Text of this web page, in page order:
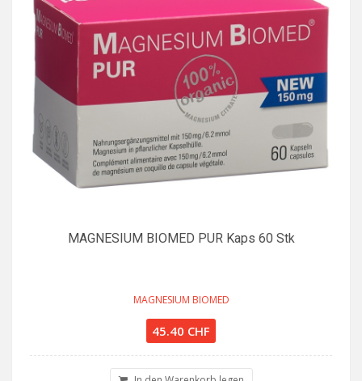
MAGNESIUM BIOMED PUR Kaps 60 Stk
MAGNESIUM BIOMED
45.40 CHF